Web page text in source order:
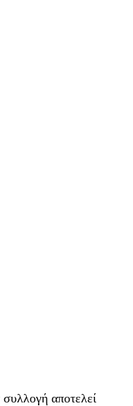
αποτελεί